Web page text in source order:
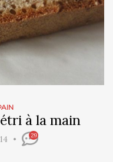
à la main
29